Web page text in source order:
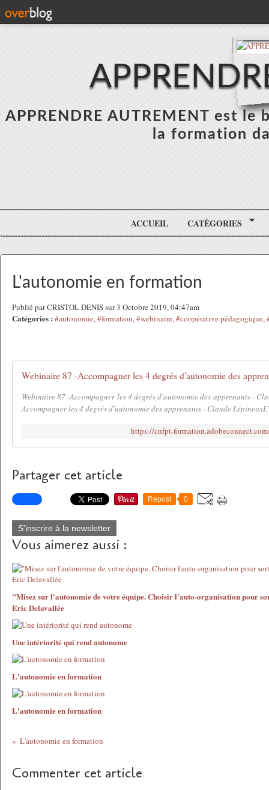
APPRENDRE AUTREMENT est
la formation
ACCUEIL CATÉGORIES
L'autonomie en formation
Publié par CRISTOL DENIS sur 3 Octobre 2019, 04:47am
Catégories : #autonomie,#formation,#webinaire,#coopérative pédagogique,
Webinaire 87 -Accompagner les 4 degrés d'autonomie des
Webinaire 87 -Accompagner les 4 degrés d'autonomie des apprenants -
Accompagner les 4 degrés d'autonomie des apprenants - Claude
https://cnfpt-
Partager cet article
Repost 0
S'inscrire à la newsletter
Vous aimerez aussi :
"Misez sur l'autonomie de votre équipe. Choisir l'auto-organisation pour
Eric Delavallée
Une intériorité qui rend autonome
L'autonomie en formation
L'autonomie en formation
L'autonomie en formation
Commenter cet article